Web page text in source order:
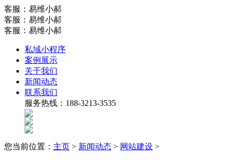
客服：易维小郝
客服：易维小郝
客服：易维小郝
私域小程序
案例展示
关于我们
新闻动态
联系我们
服务热线：188-3213-3535
您当前位置： 主页 > 新闻动态 > 网站建设 >